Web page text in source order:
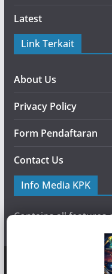
Latest
Link Terkait
About Us
Privacy Policy
Form Pendaftaran
Contact Us
Info Media KPK
Contains all features